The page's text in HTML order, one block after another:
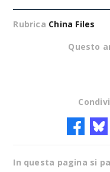
Rubrica China Files
Questo
In questa pagina si